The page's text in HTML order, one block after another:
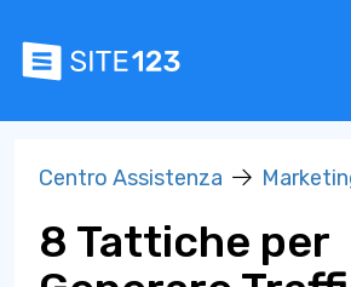
Centro Assistenza
8 Tattiche per